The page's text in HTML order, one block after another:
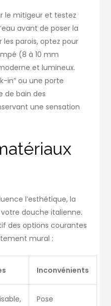
le mitigeur et testez
avant de poser la
parois, optez pour
(8 à 10 mm
et lumineux.
in” ou une porte
de bain des
une sensation
l’esthétique, la
douche italienne.
des options courantes
mural :
Inconvénients
Pose